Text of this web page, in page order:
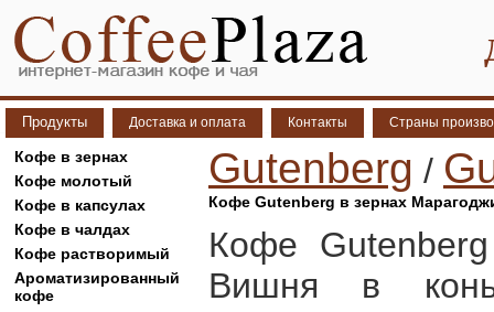
Продукты Доставка и оплата Контакты Страны
Кофе в зернах
Кофе молотый
Кофе в капсулах
Кофе в чалдах
Кофе растворимый
Ароматизированный
кофе
Gutenberg /
Кофе Gutenberg в зернах
Кофе
Вишня в